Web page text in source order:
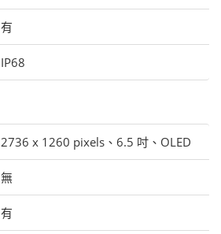
有
IP68
2736 x 1260 pixels、6.5 吋、OLED
無
有